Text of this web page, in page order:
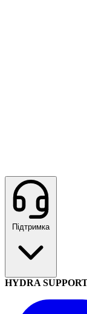
Підтримка
HYDRA